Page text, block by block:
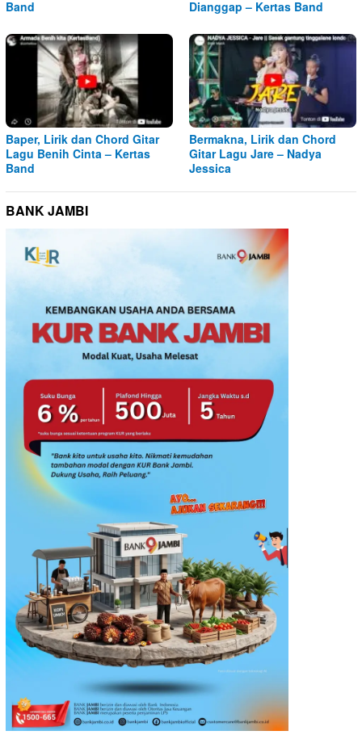
Band Dianggap – Kertas Band
Baper, Lirik dan Chord Gitar
Lagu Benih Cinta – Kertas
Band
Bermakna, Lirik dan Chord
Gitar Lagu Jare – Nadya
Jessica
BANK JAMBI